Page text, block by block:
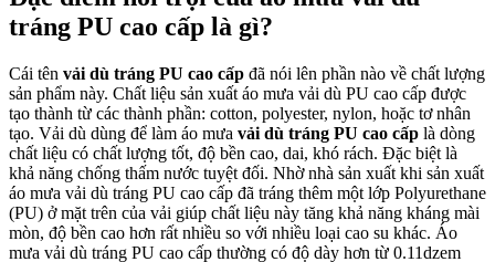
tráng PU cao cấp là gì?
Cái tên vải dù tráng PU cao cấp đã nói lên phần nào về chất lượng
sản phẩm này. Chất liệu sản xuất áo mưa vải dù PU cao cấp được
tạo thành từ các thành phần: cotton, polyester, nylon, hoặc tơ nhân
tạo. Vải dù dùng để làm áo mưa vải dù tráng PU cao cấp là dòng
chất liệu có chất lượng tốt, độ bền cao, dai, khó rách. Đặc biệt là
khả năng chống thấm nước tuyệt đối. Nhờ nhà sản xuất khi sản xuất
áo mưa vải dù tráng PU cao cấp đã tráng thêm một lớp Polyurethane
(PU) ở mặt trên của vải giúp chất liệu này tăng khả năng kháng mài
mòn, độ bền cao hơn rất nhiều so với nhiều loại cao su khác. Áo
mưa vải dù tráng PU cao cấp thường có độ dày hơn từ 0.11dzem